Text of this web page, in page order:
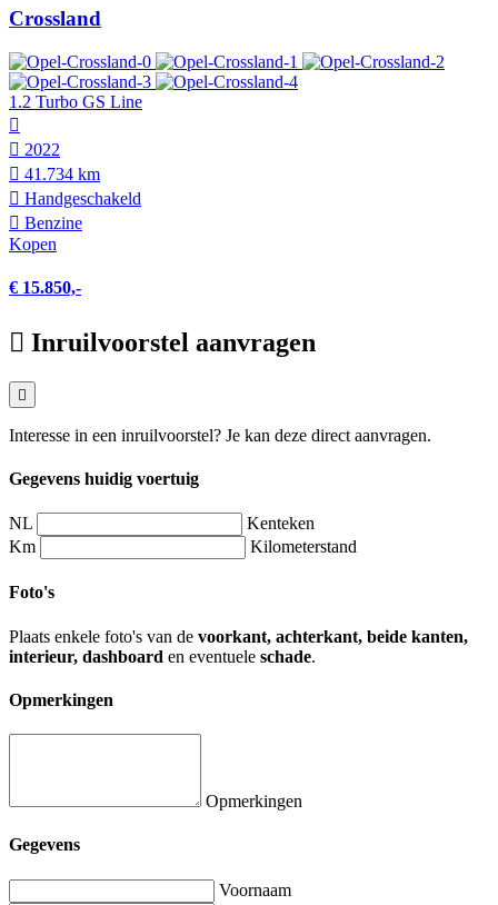
Crossland
1.2 Turbo GS Line
2022
41.734 km
Hand­geschakeld
Benzine
Kopen
€ 15.850,-
Inruilvoorstel aanvragen
Interesse in een inruilvoorstel? Je kan deze direct aanvragen.
Gegevens huidig voertuig
NL
Kenteken
Km
Kilometerstand
Foto's
Plaats enkele foto's van de voorkant, achterkant, beide kanten,
interieur, dashboard en eventuele schade.
Opmerkingen
Opmerkingen
Gegevens
Voornaam